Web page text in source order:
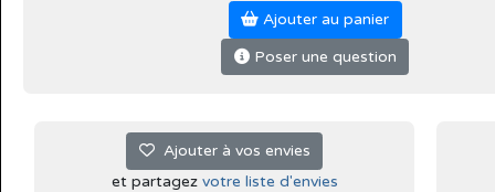
Ajouter au panier
Poser une question
Ajouter à vos envies
et partagez votre liste d'envies